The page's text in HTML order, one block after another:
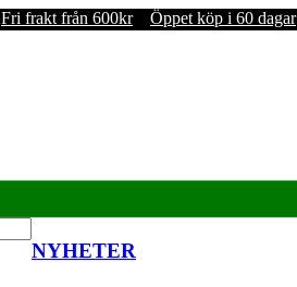
Fri frakt från 600kr Öppet köp i 60 dagar
NYHETER